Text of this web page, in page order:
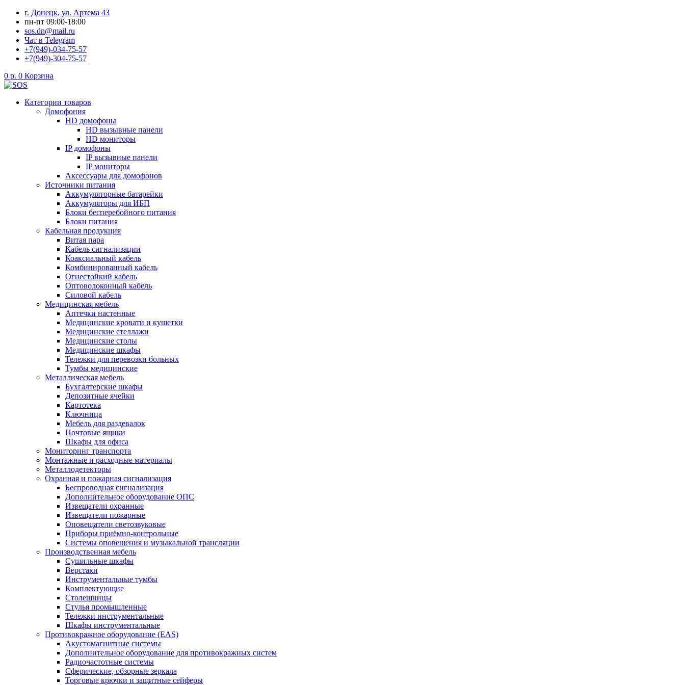
Перейти
содержимому
г. Донецк, ул. Артема 43
пн-пт 09:00-18:00
sos.dn@mail.ru
Чат в Telegram
+7(949)-034-75-57
+7(949)-304-75-57
0 р. 0 Корзина
Категории товаров
Домофония
HD домофоны
HD вызывные панели
HD мониторы
IP домофоны
IP вызывные панели
IP мониторы
Аксессуары для домофонов
Источники питания
Аккумуляторные батарейки
Аккумуляторы для ИБП
Блоки бесперебойного питания
Блоки питания
Кабельная продукция
Витая пара
Кабель сигнализации
Коаксиальный кабель
Комбинированный кабель
Огнестойкий кабель
Оптоволоконный кабель
Силовой кабель
Медицинская мебель
Аптечки настенные
Медицинские кровати и кушетки
Медицинские стеллажи
Медицинские столы
Медицинские шкафы
Тележки для перевозки больных
Тумбы медицинские
Металлическая мебель
Бухгалтерские шкафы
Депозитные ячейки
Картотека
Ключница
Мебель для раздевалок
Почтовые ящики
Шкафы для офиса
Мониторинг транспорта
Монтажные и расходные материалы
Металлодетекторы
Охранная и пожарная сигнализация
Беспроводная сигнализация
Дополнительное оборудование ОПС
Извещатели охранные
Извещатели пожарные
Оповещатели светозвуковые
Приборы приёмно-контрольные
Системы оповещения и музыкальной трансляции
Производственная мебель
Cушильные шкафы
Верстаки
Инструментальные тумбы
Комплектующие
Столешницы
Стулья промышленные
Тележки инструментальные
Шкафы инструментальные
Противокражное оборудование (EAS)
Акустомагнитные системы
Дополнительное оборудование для противокражных систем
Радиочастотные системы
Сферические, обзорные зеркала
Торговые крючки и защитные сейферы